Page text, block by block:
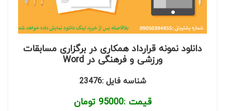
دانلود نمونه قرارداد همکاری در برگزاری مسابقات
ورزشی و فرهنگی در Word
شناسه فایل :23476
قیمت :95000 تومان